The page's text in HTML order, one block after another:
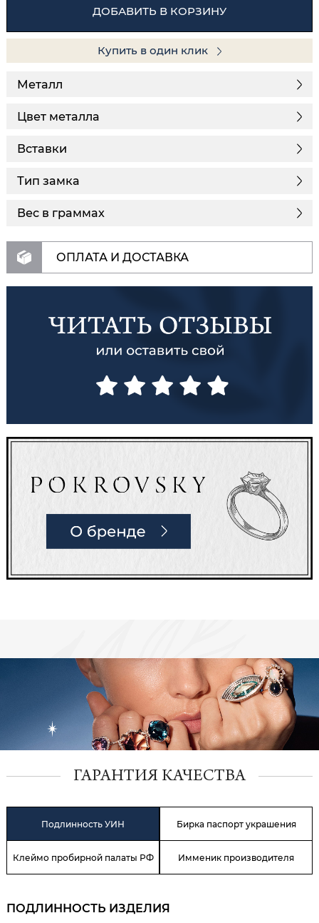
ДОБАВИТЬ В КОРЗИНУ
Купить в один клик
Металл
Цвет металла
Вставки
Тип замка
Вес в граммах
ОПЛАТА И ДОСТАВКА
ГАРАНТИЯ КАЧЕСТВА
Подлинность УИН Бирка паспорт украшения
Клеймо пробирной палаты РФ Имменик производителя
ПОДЛИННОСТЬ ИЗДЕЛИЯ